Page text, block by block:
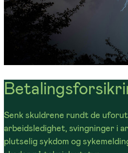
Senk skuldrene rundt de
arbeidsledighet, svingninger i
plutselig sykdom og